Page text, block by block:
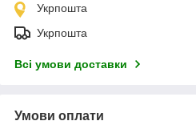
Укрпошта
Укрпошта
Всі умови доставки
Умови оплати